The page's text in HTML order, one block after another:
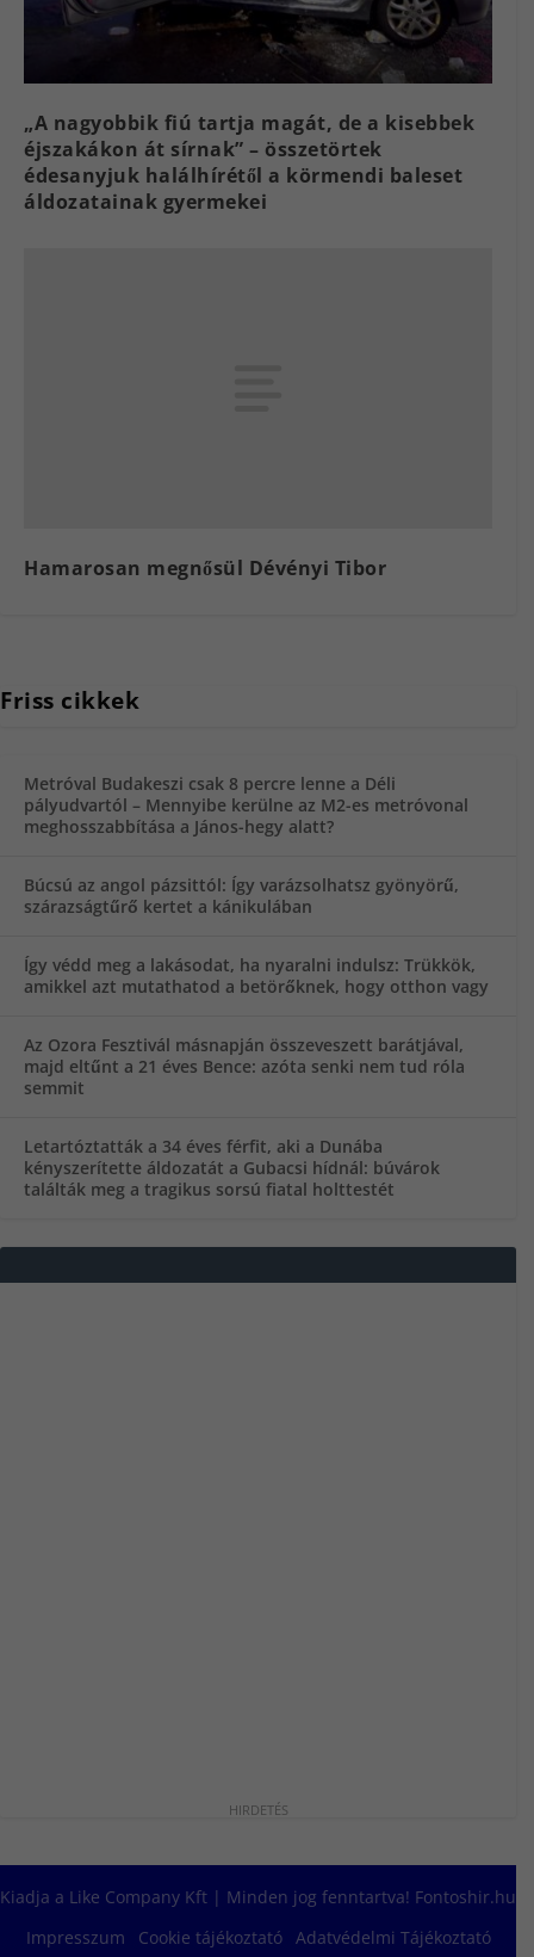
„A nagyobbik fiú tartja magát, de a kisebbek
éjszakákon át sírnak” – összetörtek
édesanyjuk halálhírétől a körmendi baleset
áldozatainak gyermekei
Hamarosan megnősül Dévényi Tibor
Friss cikkek
Metróval Budakeszi csak 8 percre lenne a Déli
pályudvartól – Mennyibe kerülne az M2-es metróvonal
meghosszabbítása a János-hegy alatt?
Búcsú az angol pázsittól: Így varázsolhatsz gyönyörű,
szárazságtűrő kertet a kánikulában
Így védd meg a lakásodat, ha nyaralni indulsz: Trükkök,
amikkel azt mutathatod a betörőknek, hogy otthon vagy
Az Ozora Fesztivál másnapján összeveszett barátjával,
majd eltűnt a 21 éves Bence: azóta senki nem tud róla
semmit
Letartóztatták a 34 éves férfit, aki a Dunába
kényszerítette áldozatát a Gubacsi hídnál: búvárok
találták meg a tragikus sorsú fiatal holttestét
Kiadja a Like Company Kft | Minden jog fenntartva! Fontoshir.hu
Impresszum
Cookie tájékoztató Adatvédelmi Tájékoztató